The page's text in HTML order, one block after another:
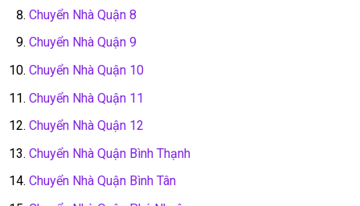
Chuyển Nhà Quận 8
Chuyển Nhà Quận 9
Chuyển Nhà Quận 10
Chuyển Nhà Quận 11
Chuyển Nhà Quận 12
Chuyển Nhà Quận Bình Thạnh
Chuyển Nhà Quận Bình Tân